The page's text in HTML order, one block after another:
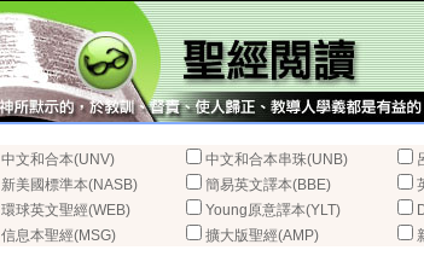
中文和合本(UNV)
中文和合本串珠(UNB)
新美國標準本(NASB)
簡易英文譯本(BBE)
環球英文聖經(WEB)
Young原意譯本(YLT)
信息本聖經(MSG)
擴大版聖經(AMP)